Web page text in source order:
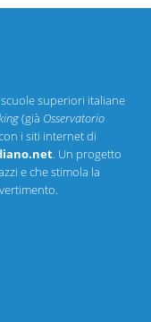
superiori italiane
(già Osservatorio
i siti internet di
. Un progetto
e che stimola la